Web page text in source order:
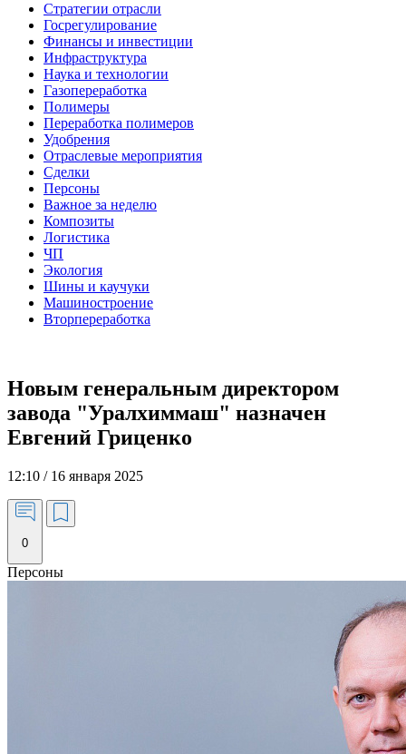
Стратегии отрасли
Госрегулирование
Финансы и инвестиции
Инфраструктура
Наука и технологии
Газопереработка
Полимеры
Переработка полимеров
Удобрения
Отраслевые мероприятия
Сделки
Персоны
Важное за неделю
Композиты
Логистика
ЧП
Экология
Шины и каучуки
Машиностроение
Вторпереработка
Новым генеральным директором
завода "Уралхиммаш" назначен
Евгений Гриценко
12:10 / 16 января 2025
0